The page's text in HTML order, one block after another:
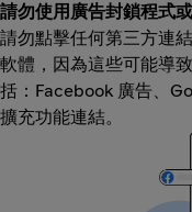
請勿使用廣告封鎖程式
請勿點擊任何第三方連
軟體，因為這些可能導
括：Facebook 廣告、
擴充功能連結。